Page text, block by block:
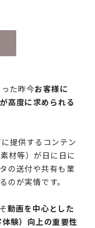
た昨今お客様に
高度に求められる
提供するコンテン
材等）が日に日に
の送付や共有も業
のが実情です。
動画を中心とした
験）向上の重要性